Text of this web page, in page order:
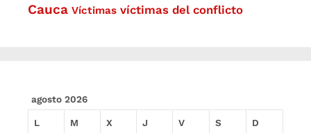
Cauca Víctimas víctimas del conflicto
agosto 2026
L M X J V S D